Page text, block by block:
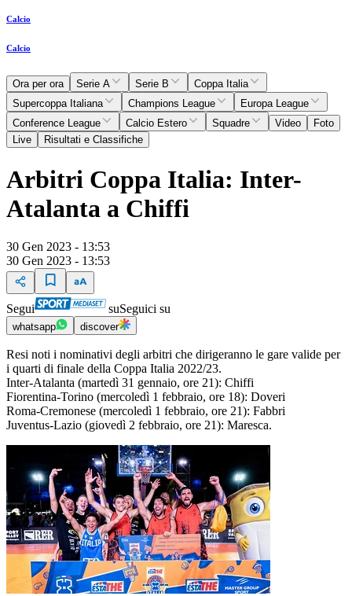
Calcio
Calcio
Ora per ora Serie A Serie B
Coppa Italia
Supercoppa Italiana
Champions League
Europa League
Conference League
Calcio Estero Squadre Video
Foto
Live
Risultati e Classifiche
Arbitri Coppa Italia: Inter-
Atalanta a Chiffi
30 Gen 2023 - 13:53
30 Gen 2023 - 13:53
Segui suSeguici su
whatsapp discover
Resi noti i nominativi degli arbitri che dirigeranno le gare valide per
i quarti di finale della Coppa Italia 2022/23.
Inter-Atalanta (martedì 31 gennaio, ore 21): Chiffi
Fiorentina-Torino (mercoledì 1 febbraio, ore 18): Doveri
Roma-Cremonese (mercoledì 1 febbraio, ore 21): Fabbri
Juventus-Lazio (giovedì 2 febbraio, ore 21): Maresca.